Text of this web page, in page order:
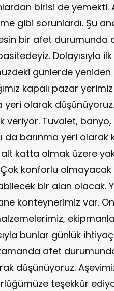
birisi de yemekti.
gibi sorunlardı. Şu
bir afet durumunda
Dolayısıyla
günlerde
kapalı pazar
olarak
veriyor. Tuvalet,
barınma yeri olarak
katta olmak üzere
konforlu
bir alan olacak.
konteynerimiz var.
bunlar günlük
afet
düşünüyoruz.
teşekkür